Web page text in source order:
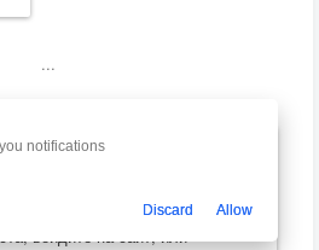
...
комментарии, создавать
войдите на сайт, или
notifications
Discard Allow